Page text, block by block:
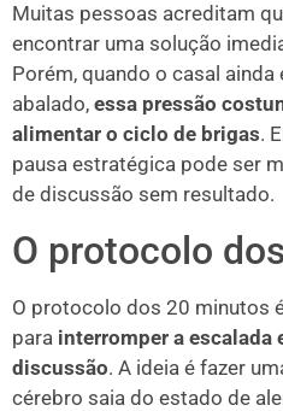
Muitas pessoas acreditam
encontrar uma solução
Porém, quando o casal
abalado, essa pressão
alimentar o ciclo de brigas.
pausa estratégica pode ser
de discussão sem resultado.
O protocolo
O protocolo dos 20 minutos
para interromper a escalada
discussão. A ideia é fazer
cérebro saia do estado de